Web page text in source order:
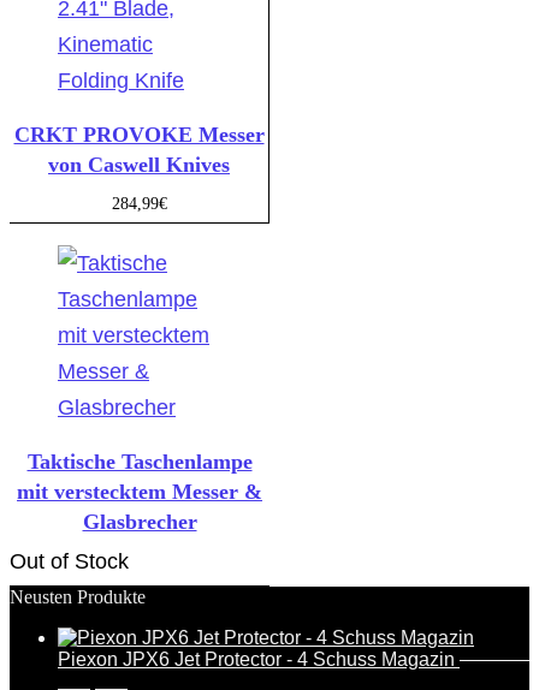
CRKT PROVOKE Messer
von Caswell Knives
284,99€
Taktische Taschenlampe
mit verstecktem Messer &
Glasbrecher
Out of Stock
Neusten Produkte
Piexon JPX6 Jet Protector - 4 Schuss Magazin 388,95€